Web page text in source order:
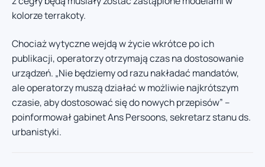
kolorze terrakoty.
Chociaż wytyczne wejdą w życie wkrótce po ich
publikacji, operatorzy otrzymają czas na dostosowanie
urządzeń. „Nie będziemy od razu nakładać mandatów,
ale operatorzy muszą działać w możliwie najkrótszym
czasie, aby dostosować się do nowych przepisów” –
poinformował gabinet Ans Persoons, sekretarz stanu ds.
urbanistyki.